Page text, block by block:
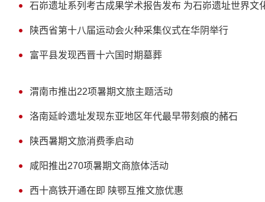
石峁遗址系列考古成果学术报告发布 为石峁遗址世界文
陕西省第十八届运动会火种采集仪式在华阴举行
富平县发现西晋十六国时期墓葬
渭南市推出22项暑期文旅主题活动
洛南延岭遗址发现东亚地区年代最早带刻痕的赭石
陕西暑期文旅消费季启动
咸阳推出270项暑期文商旅体活动
西十高铁开通在即 陕鄂互推文旅优惠